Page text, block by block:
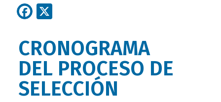
Facebook
CRONOGRAMA
DEL PROCESO DE
SELECCIÓN